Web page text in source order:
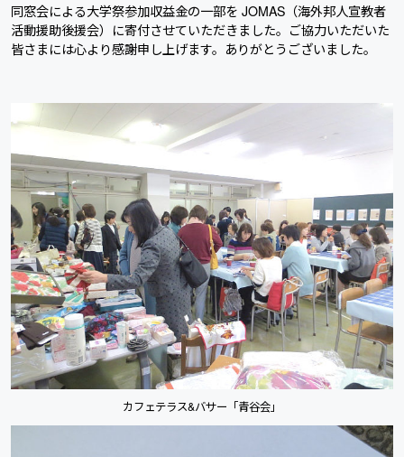
同窓会による大学祭参加収益金の一部を JOMAS（海外邦人宣教者
活動援助後援会）に寄付させていただきました。ご協力いただいた
皆さまには心より感謝申し上げます。ありがとうございました。
カフェテラス&バサー「青谷会」